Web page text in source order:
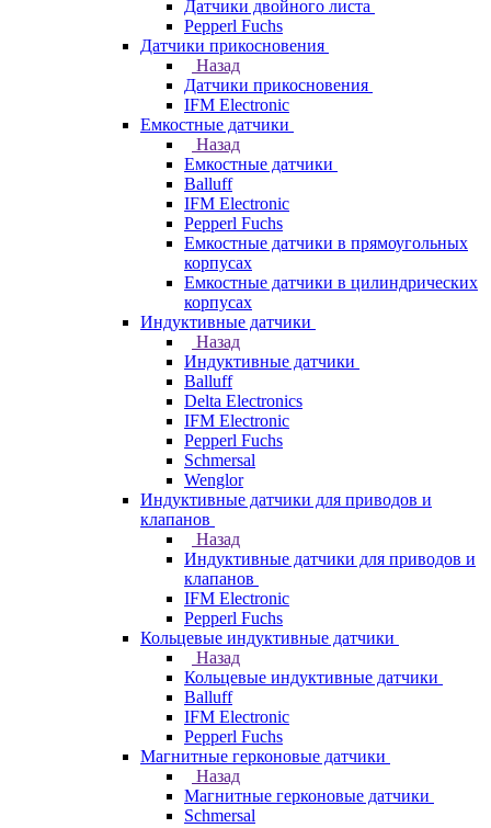
Датчики двойного листа
Pepperl Fuchs
Датчики прикосновения
Назад
Датчики прикосновения
IFM Electronic
Емкостные датчики
Назад
Емкостные датчики
Balluff
IFM Electronic
Pepperl Fuchs
Емкостные датчики в прямоугольных
корпусах
Емкостные датчики в цилиндрических
корпусах
Индуктивные датчики
Назад
Индуктивные датчики
Balluff
Delta Electronics
IFM Electronic
Pepperl Fuchs
Schmersal
Wenglor
Индуктивные датчики для приводов и
клапанов
Назад
Индуктивные датчики для приводов и
клапанов
IFM Electronic
Pepperl Fuchs
Кольцевые индуктивные датчики
Назад
Кольцевые индуктивные датчики
Balluff
IFM Electronic
Pepperl Fuchs
Магнитные герконовые датчики
Назад
Магнитные герконовые датчики
Schmersal